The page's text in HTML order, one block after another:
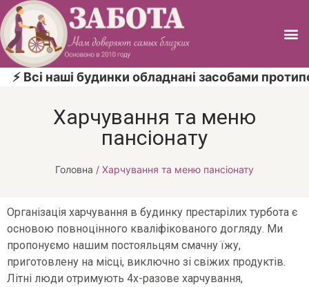
наші будинки обладнані засобами
Харчування та меню
пансіонату
Головна / Харчування та меню пансіонату
Організація харчування в будинку престарілих турбота є
основою повноцінного кваліфікованого догляду. Ми
пропонуємо нашим постояльцям смачну їжу,
приготовлену на місці, виключно зі свіжих продуктів.
Літні люди отримують 4х-разове харчування,